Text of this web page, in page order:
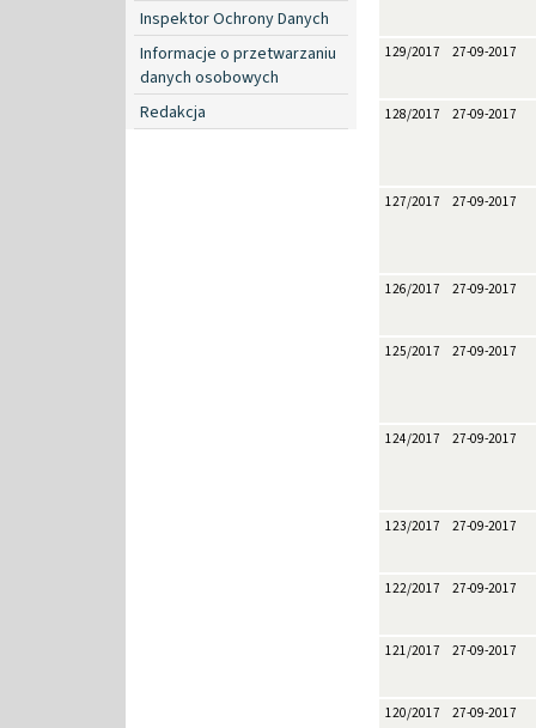
Inspektor Ochrony Danych
Informacje o przetwarzaniu
danych osobowych
Redakcja
129/2017 27-09-2017
128/2017 27-09-2017
127/2017 27-09-2017
126/2017 27-09-2017
125/2017 27-09-2017
124/2017 27-09-2017
123/2017 27-09-2017
122/2017 27-09-2017
121/2017 27-09-2017
120/2017 27-09-2017